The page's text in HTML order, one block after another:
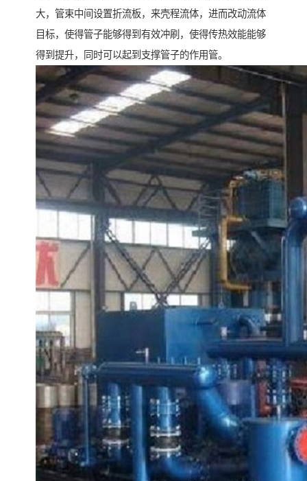
大，管束中间设置折流板，来壳程流体，进而改动流体
目标，使得管子能够得到有效冲刷，使得传热效能能够
得到提升，同时可以起到支撑管子的作用管。